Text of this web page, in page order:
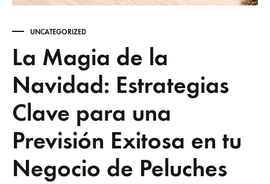
UNCATEGORIZED
La Magia de la
Navidad: Estrategias
Clave para una
Previsión Exitosa en tu
Negocio de Peluches